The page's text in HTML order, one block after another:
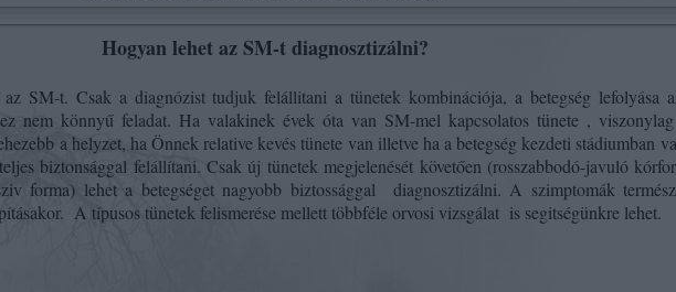
Hogyan lehet az SM-t diagnosztizálni?
SM-t. Csak a diagnózist tudjuk felállitani a tünetek kombinációja, a betegség lefolyása
nem könnyű feladat. Ha valakinek évek óta van SM-mel kapcsolatos tünete ,
a helyzet, ha Önnek relative kevés tünete van illetve ha a betegség kezdeti stádiumban
biztonsággal felállítani. Csak új tünetek megjelenését követően (rosszabbodó-javuló
forma) lehet a betegséget nagyobb biztossággal
diagnosztizálni. A szimptomák
A típusos tünetek felismerése mellett többféle orvosi vizsgálat is segitségünkre lehet.